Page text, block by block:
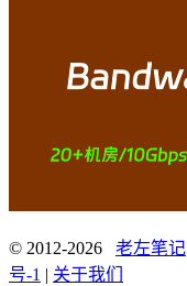
© 2012-2026 老左笔记
号-1 | 关于我们